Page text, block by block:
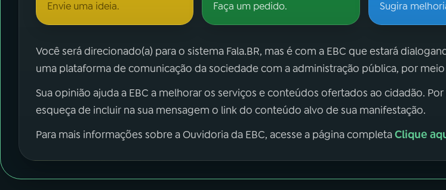
Envie uma ideia. Faça um pedido. Sugira
Você será direcionado(a) para o sistema Fala.BR, mas é com a EBC que estará
uma plataforma de comunicação da sociedade com a administração pública, por meio
Sua opinião ajuda a EBC a melhorar os serviços e conteúdos ofertados ao cidadão. Por
esqueça de incluir na sua mensagem o link do conteúdo alvo de sua manifestação.
Para mais informações sobre a Ouvidoria da EBC, acesse a página completaClique